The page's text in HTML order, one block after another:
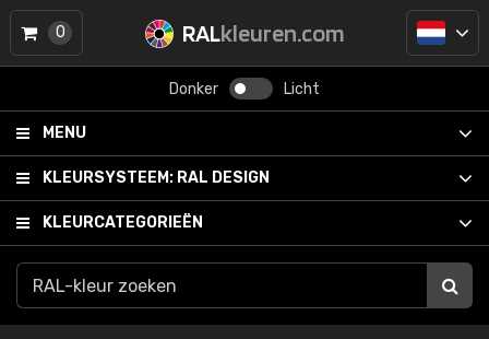
RALkleuren.com
Donker Licht
MENU
KLEURSYSTEEM: RAL DESIGN
KLEURCATEGORIEËN
0